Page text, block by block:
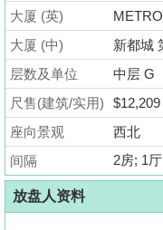
业
手
册
关
於
我
们
大厦 (英)
大厦 (中)
新都城
层数及单位
中层 G
尺售(建筑/实用)
座向景观
西北
间隔
2房; 1厅
放盘人资料